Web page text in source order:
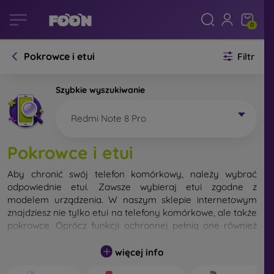
0
Pokrowce i etui Filtr
Szybkie wyszukiwanie
Redmi Note 8 Pro
Pokrowce i etui
Aby chronić swój telefon komórkowy, należy wybrać
odpowiednie etui. Zawsze wybieraj etui zgodne z
modelem urządzenia. W naszym sklepie internetowym
znajdziesz nie tylko etui na telefony komórkowe, ale także
pokrowce. Oprócz funkcji ochronnej pełnią one również
Pokrowiec na telefon komórkowy możemy również
więcej info